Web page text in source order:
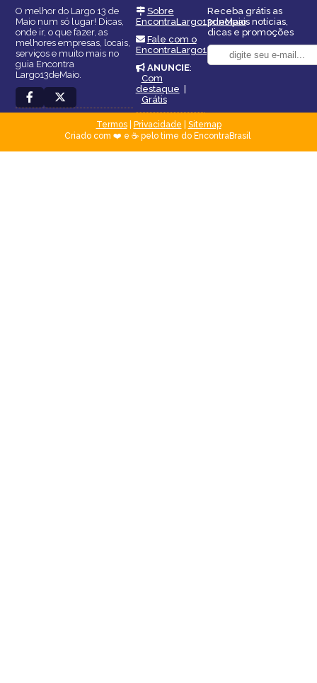
O melhor do Largo 13 de
Maio num só lugar! Dicas,
onde ir, o que fazer, as
melhores empresas, locais,
serviços e muito mais no
guia Encontra
Largo13deMaio.
Sobre
EncontraLargo13deMaio
Fale com o
EncontraLargo13deMaio
ANUNCIE:
Com
destaque |
Grátis
Receba grátis as
principais notícias,
dicas e promoções
Termos| Privacidade
Sitemap
Criado com ❤️ e ☕ pelo time do EncontraBrasil